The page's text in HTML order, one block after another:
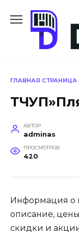
содержанию
ГЛАВНАЯ СТРАНИЦА
АВТОР
adminas
ПРОСМОТРОВ
420
Информация о
описание,
скидки и